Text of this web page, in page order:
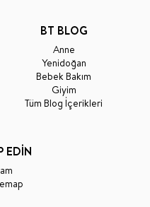
BT BLOG
Anne
Yenidoğan
Bebek Bakım
Giyim
Tüm Blog İçerikleri
EDİN